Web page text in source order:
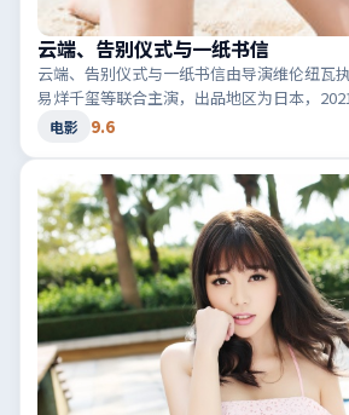
云端、告别仪式与一纸书信
云端、告别仪式与一纸书信由导演维伦纽瓦
易烊千玺等联合主演，出品地区为日本，
型定位为电影·喜剧，轻快节奏与生活化笑
电影 9.6